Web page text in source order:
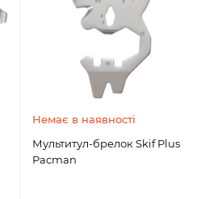
Немає в наявності
Мультитул-брелок Skif Plus
Pacman